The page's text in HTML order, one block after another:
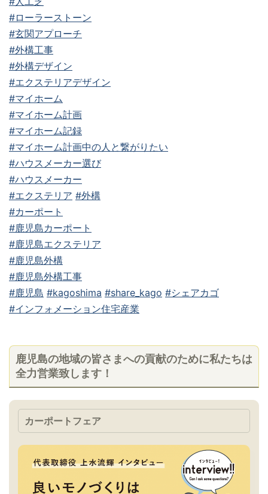
#ローラーストーン
#玄関アプローチ
#外構工事
#外構デザイン
#エクステリアデザイン
#マイホーム
#マイホーム計画
#マイホーム記録
#マイホーム計画中の人と繋がりたい
#ハウスメーカー選び
#ハウスメーカー
#エクステリア #外構
#カーポート
#鹿児島カーポート
#鹿児島エクステリア
#鹿児島外構
#鹿児島外構工事
#鹿児島 #kagoshima #share_kago #シェアカゴ
#インフォメーション住宅産業
鹿児島の地域の皆さまへの貢献のために私たちは
全力営業致します！
カーポートフェア